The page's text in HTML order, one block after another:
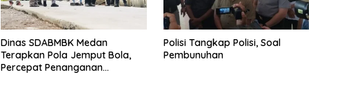
Dinas SDABMBK Medan
Terapkan Pola Jemput Bola,
Percepat Penanganan
Polisi Tangkap Polisi, Soal
Pembunuhan